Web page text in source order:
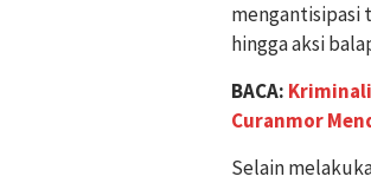
mengantisipasi
hingga aksi
BACA:
Curanmor
Selain